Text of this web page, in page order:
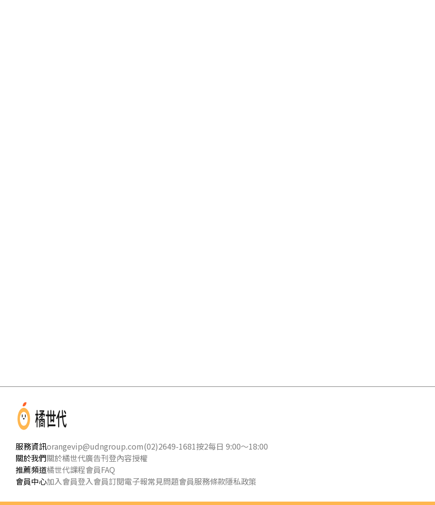
服務資訊orangevip@udngroup.com(02)2649-1681按2每日 9:00～18:00
關於我們關於橘世代廣告刊登內容授權
推薦頻道橘世代課程會員FAQ
會員中心加入會員登入會員訂閱電子報常見問題會員服務條款隱私政策